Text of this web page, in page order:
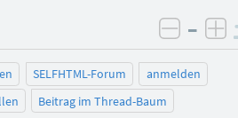
–
SELFHTML-Forum
anmelden
Beitrag im Thread-Baum